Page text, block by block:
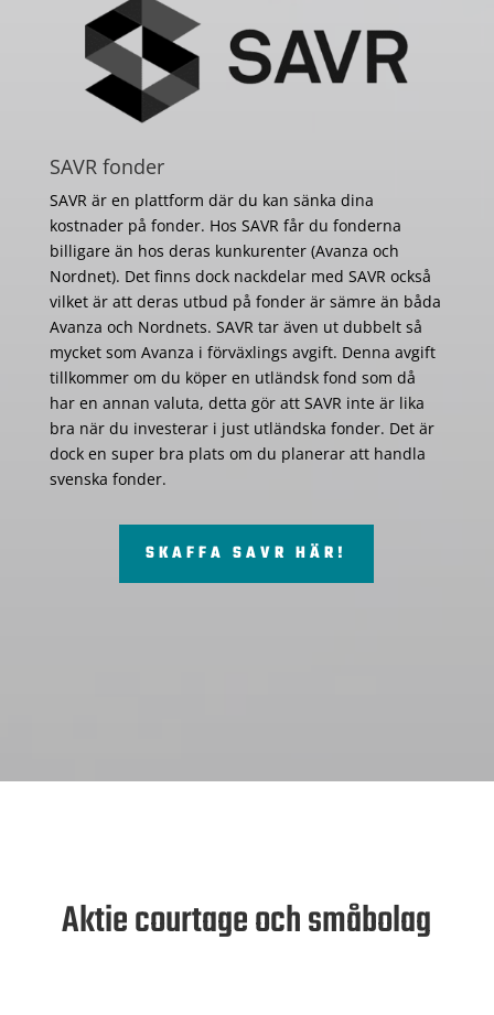
SAVR fonder
SAVR är en plattform där du kan sänka dina
kostnader på fonder. Hos SAVR får du fonderna
billigare än hos deras kunkurenter (Avanza och
Nordnet). Det finns dock nackdelar med SAVR också
vilket är att deras utbud på fonder är sämre än båda
Avanza och Nordnets. SAVR tar även ut dubbelt så
mycket som Avanza i förväxlings avgift. Denna avgift
tillkommer om du köper en utländsk fond som då
har en annan valuta, detta gör att SAVR inte är lika
bra när du investerar i just utländska fonder. Det är
dock en super bra plats om du planerar att handla
svenska fonder.
SKAFFA SAVR HÄR!
Aktie courtage och småbolag